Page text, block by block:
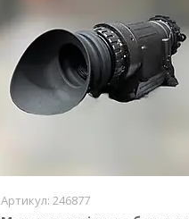
246877